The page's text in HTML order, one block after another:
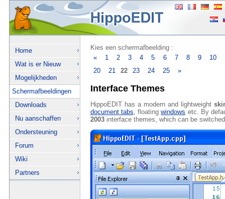
Home
Wat is er Nieuw
Mogelijkheden
Schermafbeeldingen
Downloads
Nu aanschaffen
Ondersteuning
Forum
Wiki
Partners
Kies een schermafbeelding :
«
1 2 3 4 5 6 7 8 9 10
20
21 22 23 24 25 »
Interface Themes
HippoEDIT has a modern and lightweight
document tabs, floatingwindows etc. By
2003interface themes, which can be